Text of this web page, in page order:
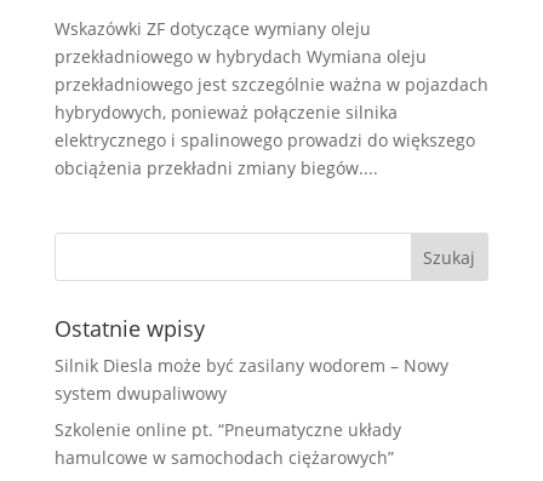
Wskazówki ZF dotyczące wymiany oleju
przekładniowego w hybrydach Wymiana oleju
przekładniowego jest szczególnie ważna w pojazdach
hybrydowych, ponieważ połączenie silnika
elektrycznego i spalinowego prowadzi do większego
obciążenia przekładni zmiany biegów....
Ostatnie wpisy
Silnik Diesla może być zasilany wodorem – Nowy
system dwupaliwowy
Szkolenie online pt. “Pneumatyczne układy
hamulcowe w samochodach ciężarowych”